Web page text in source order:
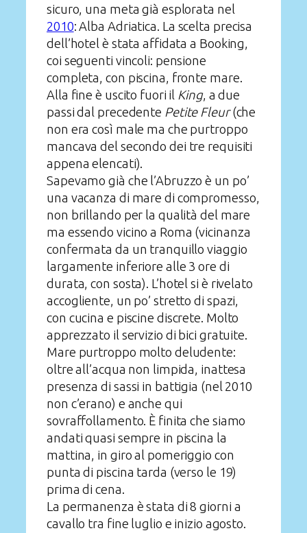
sicuro, una meta già esplorata nel
2010: Alba Adriatica. La scelta precisa
dell’hotel è stata affidata a Booking,
coi seguenti vincoli: pensione
completa, con piscina, fronte mare.
Alla fine è uscito fuori il King, a due
passi dal precedente Petite Fleur(che
non era così male ma che purtroppo
mancava del secondo dei tre requisiti
appena elencati).
Sapevamo già che l’Abruzzo è un po’
una vacanza di mare di compromesso,
non brillando per la qualità del mare
ma essendo vicino a Roma (vicinanza
confermata da un tranquillo viaggio
largamente inferiore alle 3 ore di
durata, con sosta). L’hotel si è rivelato
accogliente, un po’ stretto di spazi,
con cucina e piscine discrete. Molto
apprezzato il servizio di bici gratuite.
Mare purtroppo molto deludente:
oltre all’acqua non limpida, inattesa
presenza di sassi in battigia (nel 2010
non c’erano) e anche qui
sovraffollamento. È finita che siamo
andati quasi sempre in piscina la
mattina, in giro al pomeriggio con
punta di piscina tarda (verso le 19)
prima di cena.
La permanenza è stata di 8 giorni a
cavallo tra fine luglio e inizio agosto.